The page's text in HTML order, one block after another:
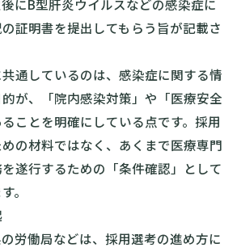
にB型肝炎ウイルスなどの感染症に
証明書を提出してもらう旨が記載さ
通しているのは、感染症に関する情
が、「院内感染対策」や「医療安全
ことを明確にしている点です。採用
の材料ではなく、あくまで医療専門
遂行するための「条件確認」として
。
労働局などは、採用選考の進め方に